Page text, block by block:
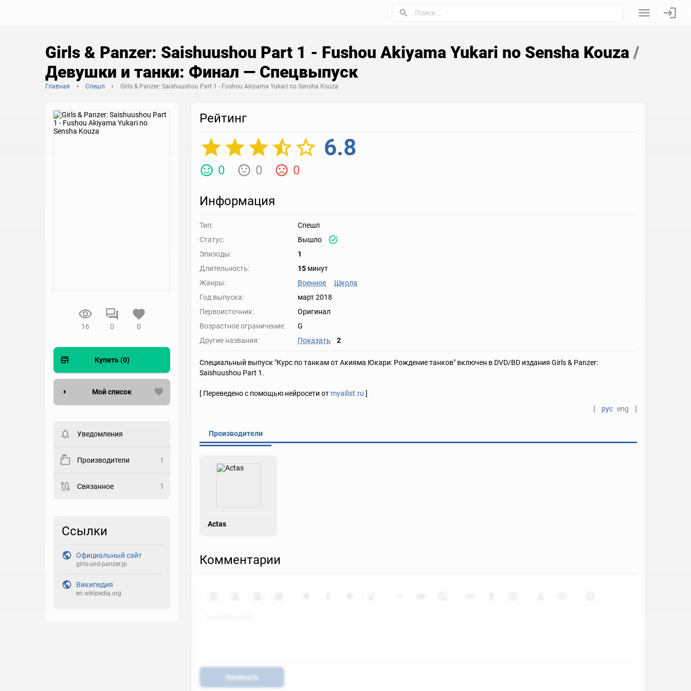
Girls & Panzer: Saishuushou Part 1 - Fushou Akiyama Yukari no Sensha Kouza /
Девушки и танки: Финал — Спецвыпуск
Главная Спешл Girls & Panzer: Saishuushou Part 1 - Fushou Akiyama Yukari no Sensha Kouza
16 0 0
Купить (0)
Мой список
пользователи. Хотите
Статус
Закладка
Рейтинг
Реакция
Выберите реакцию
Уведомления
Производители 1
Связанное 1
Ссылки
Официальный сайт
girls-und-panzer.jp
Википедия
en.wikipedia.org
Рейтинг
6.8
0 0 0
Информация
Тип:
Спешл
Статус:
Вышло
Эпизоды:
1
Длительность:
15 минут
Жанры:
Военное
Школа
Год выпуска:
март 2018
Первоисточник:
Оригинал
Возрастное ограничение:
G
Другие названия:
Показать 2
Специальный выпуск "Курс по танкам от Акияма Юкари: Рождение танков" включен в DVD/BD издания Girls & Panzer:
Saishuushou Part 1.
[ Переведено с помощью нейросети от myailist.ru ]
[
рус eng ]
Производители
Actas
Комментарии
Написать